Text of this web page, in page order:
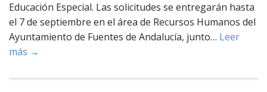
Educación Especial. Las solicitudes se entregarán hasta
el 7 de septiembre en el área de Recursos Humanos del
Ayuntamiento de Fuentes de Andalucía, junto… Leer
más →